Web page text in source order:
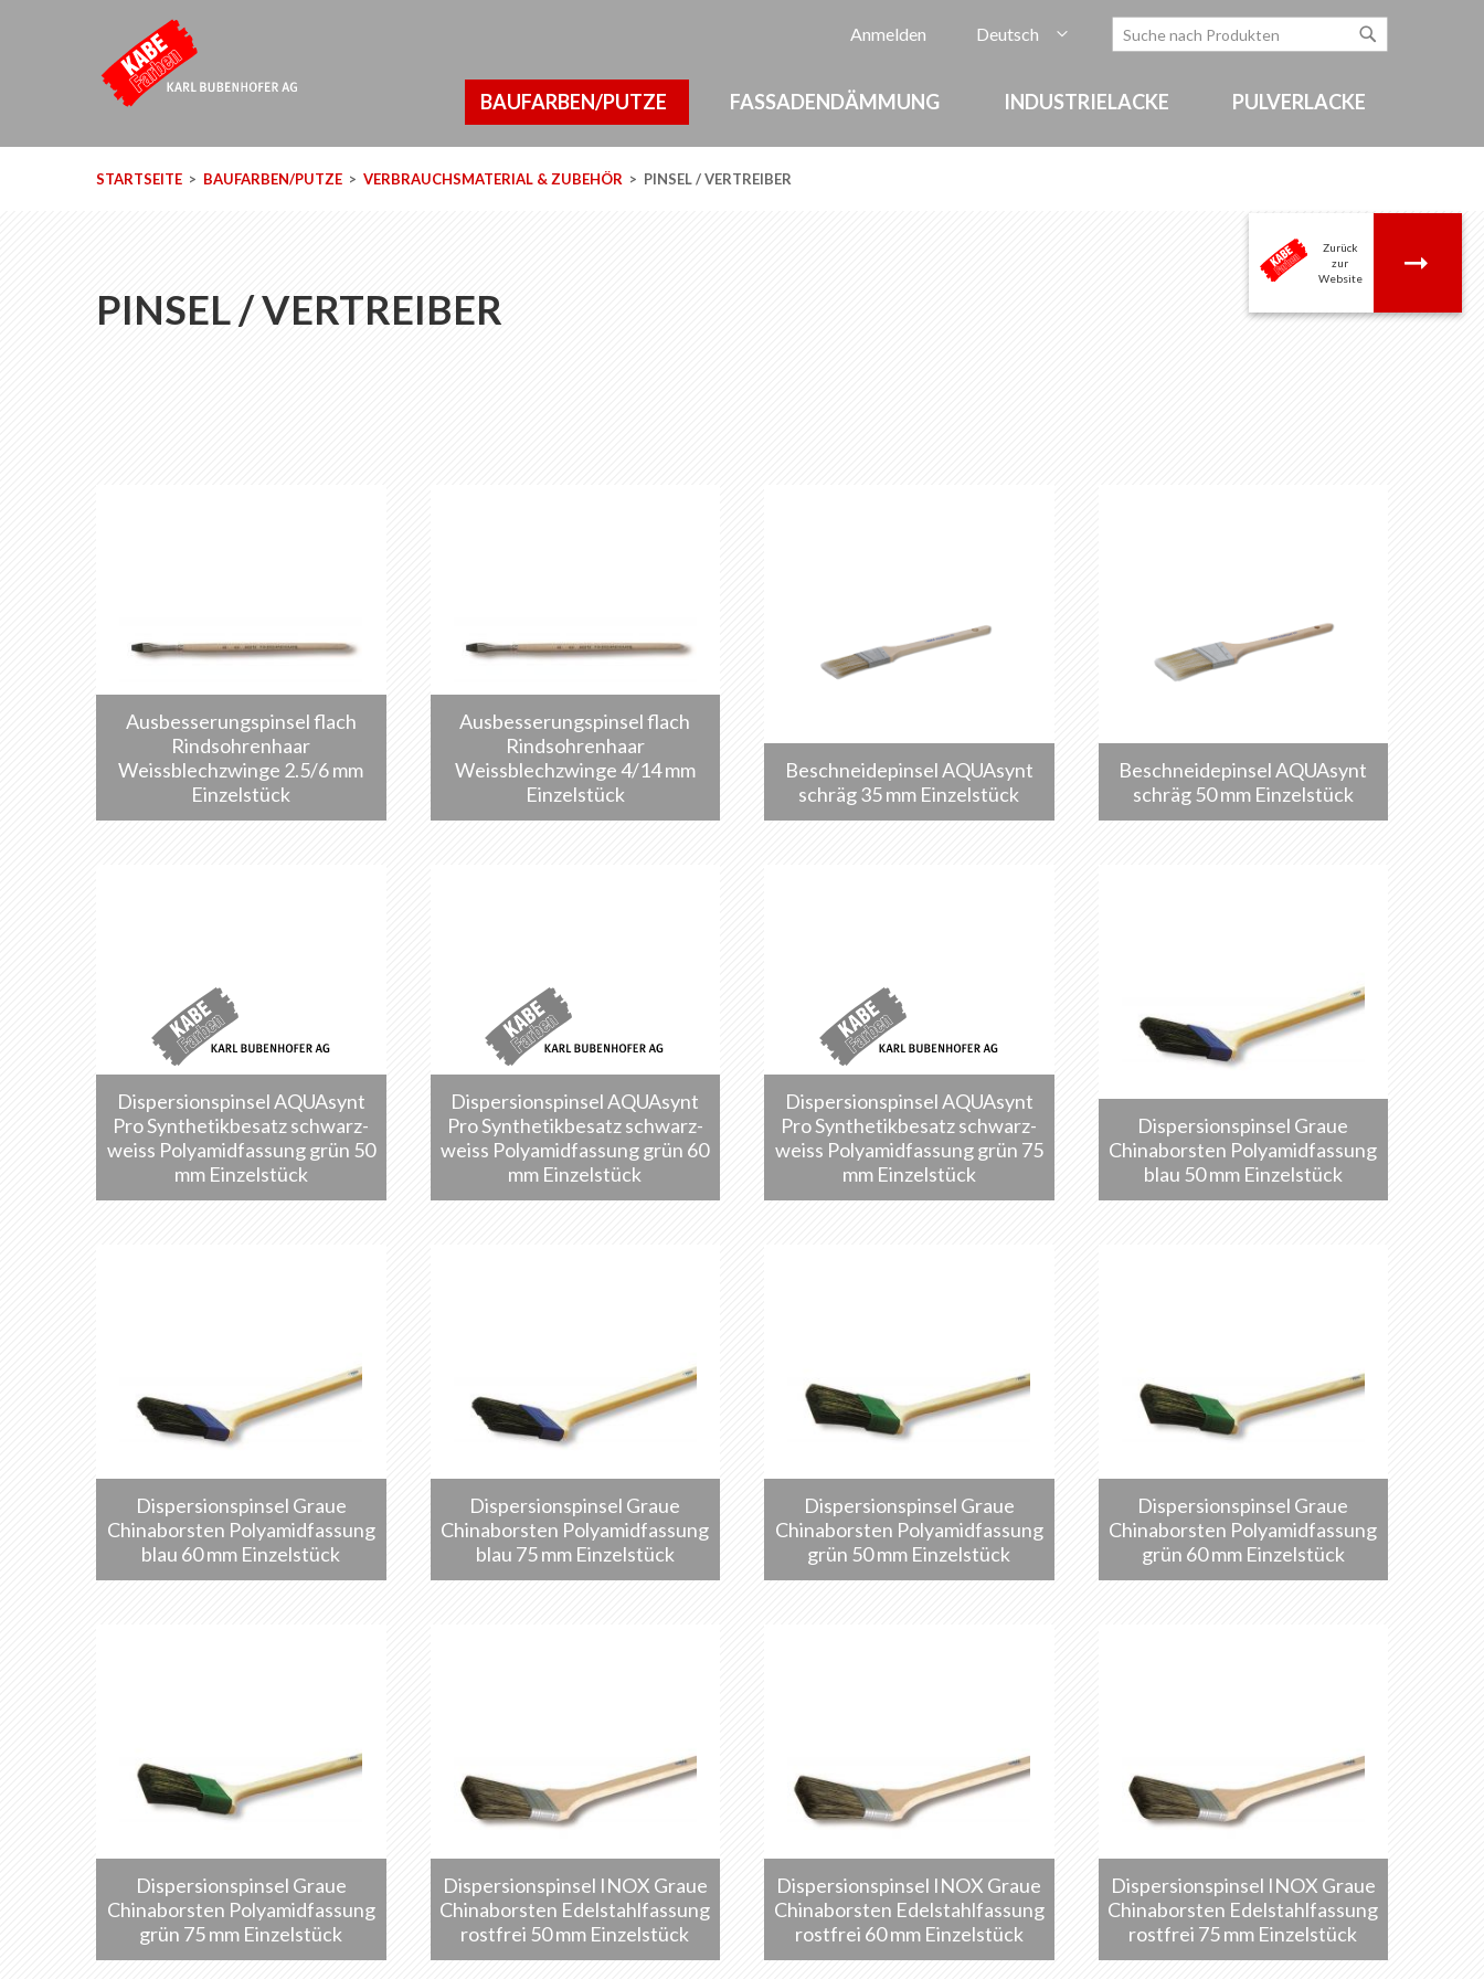
Anmelden
Deutsch
Search
Zurück
zur
Website
BAUFARBEN/PUTZE FASSADENDÄMMUNG INDUSTRIELACKE PULVERLACKE
STARTSEITE BAUFARBEN/PUTZE VERBRAUCHSMATERIAL & ZUBEHÖR PINSEL / VERTREIBER
PINSEL / VERTREIBER
Ausbesserungspinsel flach
Rindsohrenhaar
Weissblechzwinge 2.5/6 mm
Einzelstück
Ausbesserungspinsel flach
Rindsohrenhaar
Weissblechzwinge 4/14 mm
Einzelstück
Beschneidepinsel AQUAsynt
schräg 35 mm Einzelstück
Beschneidepinsel AQUAsynt
schräg 50 mm Einzelstück
Dispersionspinsel AQUAsynt
Pro Synthetikbesatz schwarz-
weiss Polyamidfassung grün 50
mm Einzelstück
Dispersionspinsel AQUAsynt
Pro Synthetikbesatz schwarz-
weiss Polyamidfassung grün 60
mm Einzelstück
Dispersionspinsel AQUAsynt
Pro Synthetikbesatz schwarz-
weiss Polyamidfassung grün 75
mm Einzelstück
Dispersionspinsel Graue
Chinaborsten Polyamidfassung
blau 50 mm Einzelstück
Dispersionspinsel Graue
Chinaborsten Polyamidfassung
blau 60 mm Einzelstück
Dispersionspinsel Graue
Chinaborsten Polyamidfassung
blau 75 mm Einzelstück
Dispersionspinsel Graue
Chinaborsten Polyamidfassung
grün 50 mm Einzelstück
Dispersionspinsel Graue
Chinaborsten Polyamidfassung
grün 60 mm Einzelstück
Dispersionspinsel Graue
Chinaborsten Polyamidfassung
grün 75 mm Einzelstück
Dispersionspinsel INOX Graue
Chinaborsten Edelstahlfassung
rostfrei 50 mm Einzelstück
Dispersionspinsel INOX Graue
Chinaborsten Edelstahlfassung
rostfrei 60 mm Einzelstück
Dispersionspinsel INOX Graue
Chinaborsten Edelstahlfassung
rostfrei 75 mm Einzelstück